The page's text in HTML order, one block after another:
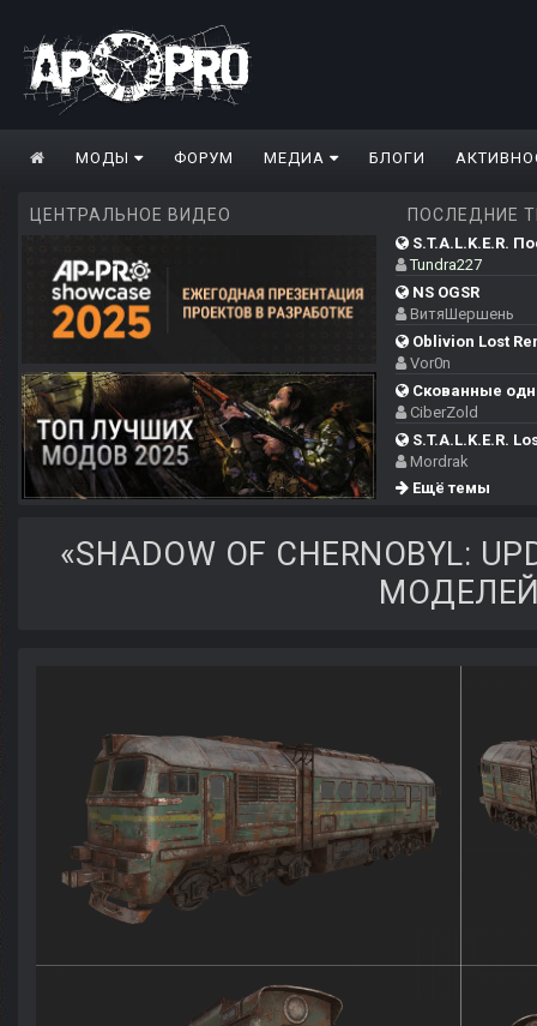
МОДЫ ФОРУМ МЕДИА БЛОГИ
ЦЕНТРАЛЬНОЕ ВИДЕО ПОСЛЕДНИЕ
S.T.A.L.K.E.R.
Tundra227
NS OGSR
ВитяШершень
Oblivion Lost
Vor0n
Скованные
CiberZold
S.T.A.L.K.E.R.
Mordrak
Ещё темы
«SHADOW OF CHERNOBYL: